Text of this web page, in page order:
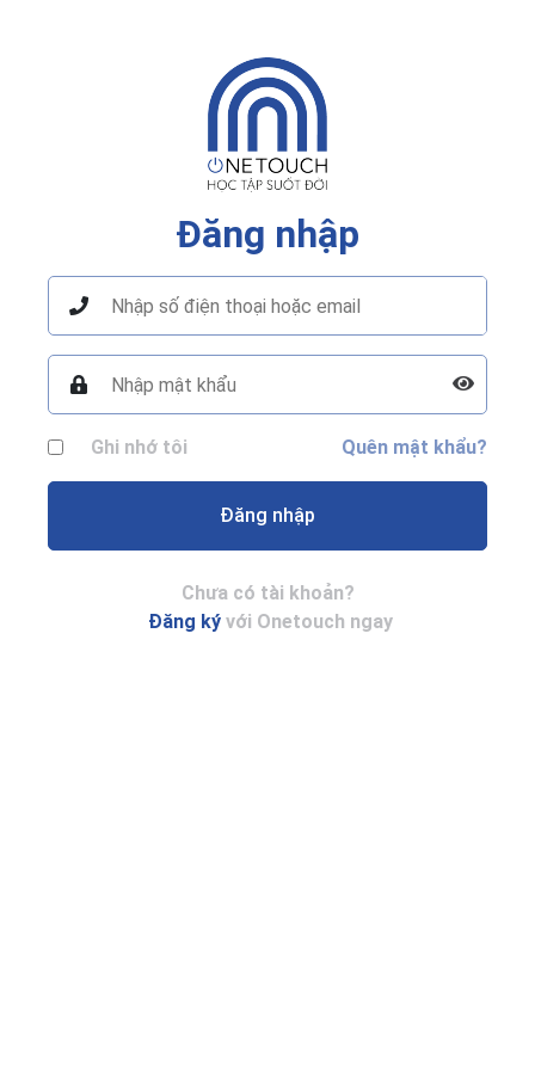
Đăng nhập
Ghi nhớ tôi Quên mật khẩu?
Đăng nhập
Chưa có tài khoản?
Đăng ký với Onetouch ngay